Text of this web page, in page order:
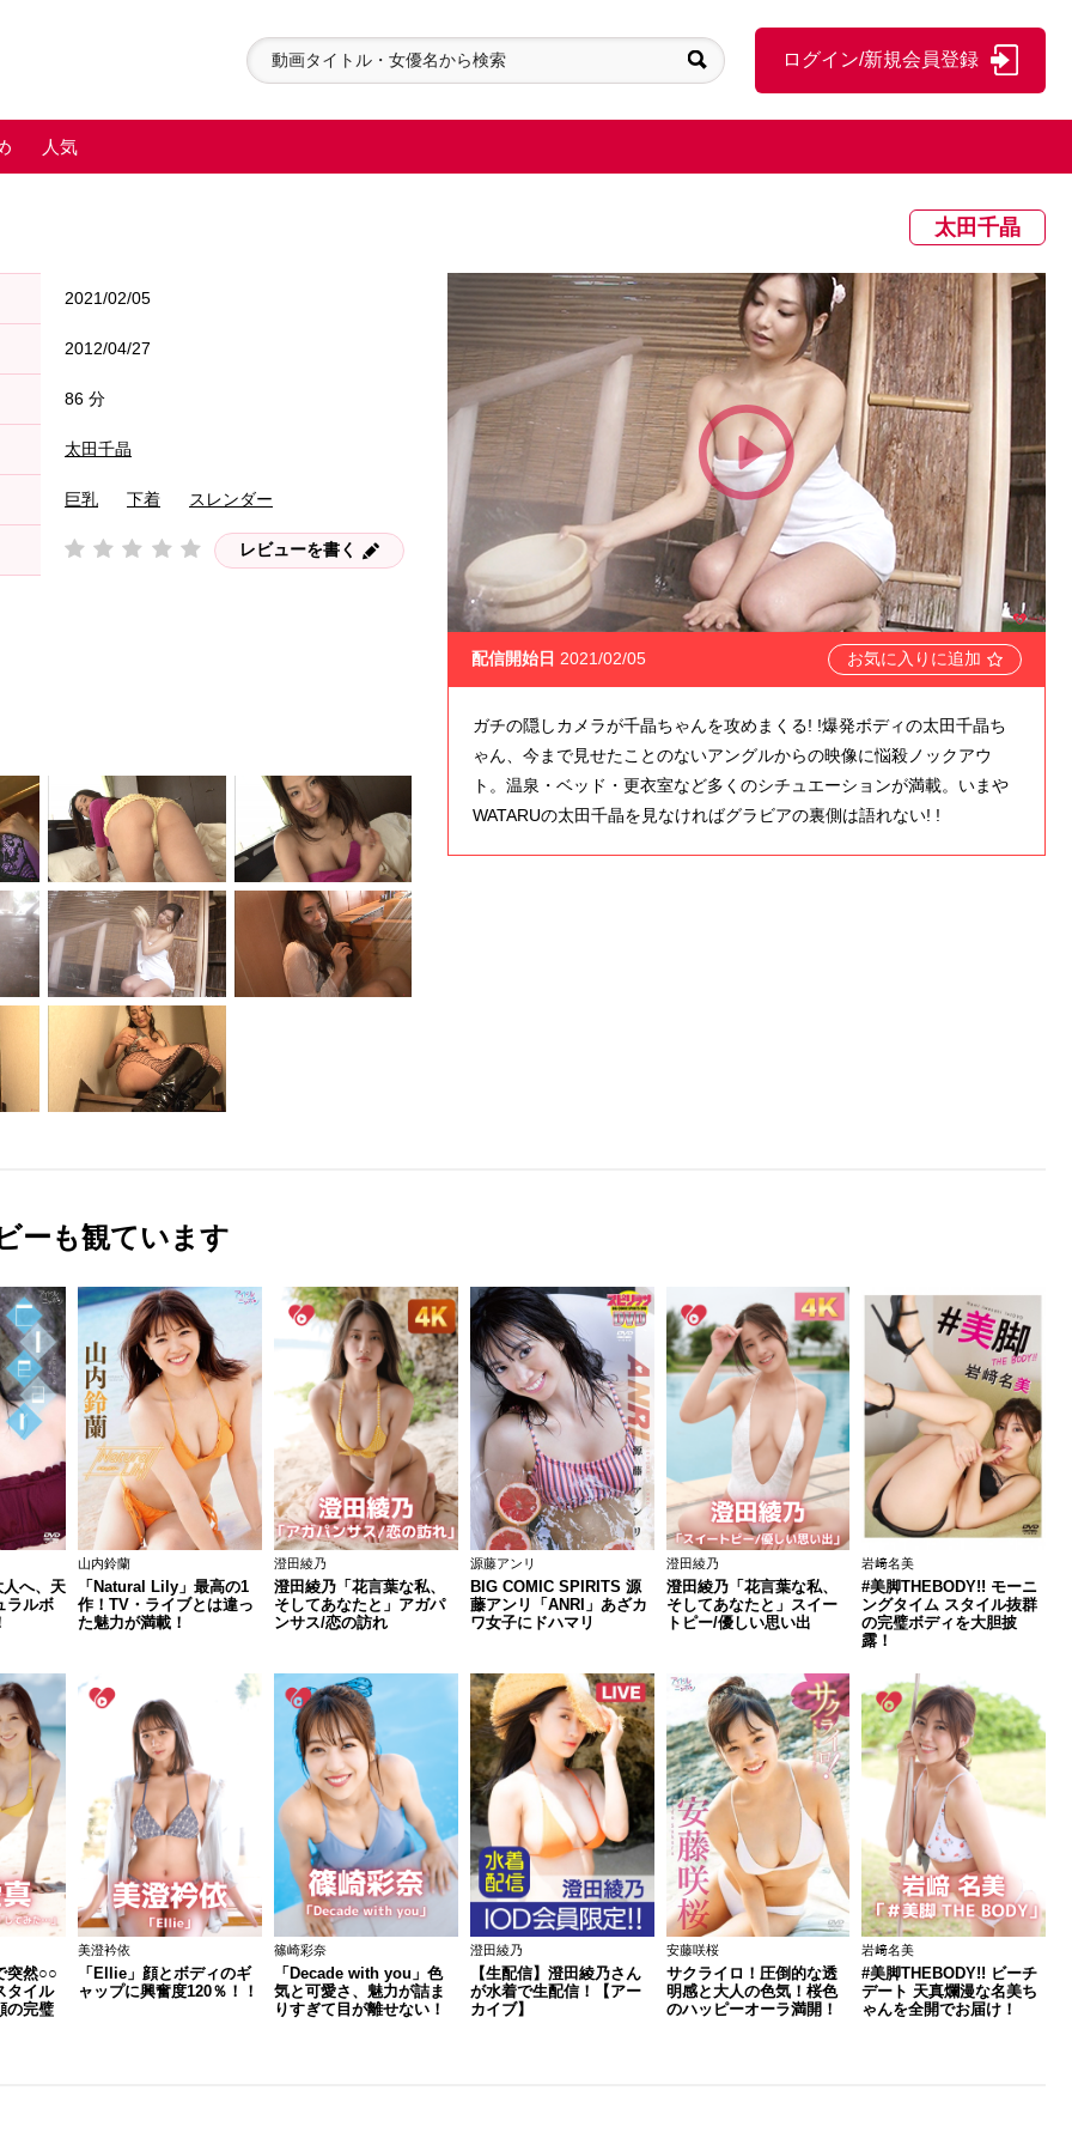
ログイン/新規会員登録
人気
太田千晶
2021/02/05
2012/04/27
86 分
太田千晶
巨乳 下着 スレンダー
レビューを書く
配信開始日 2021/02/05 お気に入りに追加
ガチの隠しカメラが千晶ちゃんを攻めまくる! !爆発ボディの太田千晶ち
ゃん、今まで見せたことのないアングルからの映像に悩殺ノックアウ
ト。温泉・ベッド・更衣室など多くのシチュエーションが満載。いまや
WATARUの太田千晶を見なければグラビアの裏側は語れない! !
ーも観ています
へ、天
ラルボ
山内鈴蘭
「Natural Lily」最高の1
作！TV・ライブとは違っ
た魅力が満載！
澄田綾乃
澄田綾乃「花言葉な私、
そしてあなたと」アガパ
ンサス/恋の訪れ
源藤アンリ
BIG COMIC SPIRITS 源
藤アンリ「ANRI」あざカ
ワ女子にドハマリ
澄田綾乃
澄田綾乃「花言葉な私、
そしてあなたと」スイー
トピー/優しい思い出
岩﨑名美
#美脚THEBODY!! モーニ
ングタイム スタイル抜群
の完璧ボディを大胆披
露！
突然○○
タイル
の完璧
美澄衿依
「Ellie」顔とボディのギ
ャップに興奮度120％！！
篠崎彩奈
「Decade with you」色
気と可愛さ、魅力が詰ま
りすぎて目が離せない！
澄田綾乃
【生配信】澄田綾乃さん
が水着で生配信！【アー
カイブ】
安藤咲桜
サクライロ！圧倒的な透
明感と大人の色気！桜色
のハッピーオーラ満開！
岩﨑名美
#美脚THEBODY!! ビーチ
デート 天真爛漫な名美ち
ゃんを全開でお届け！